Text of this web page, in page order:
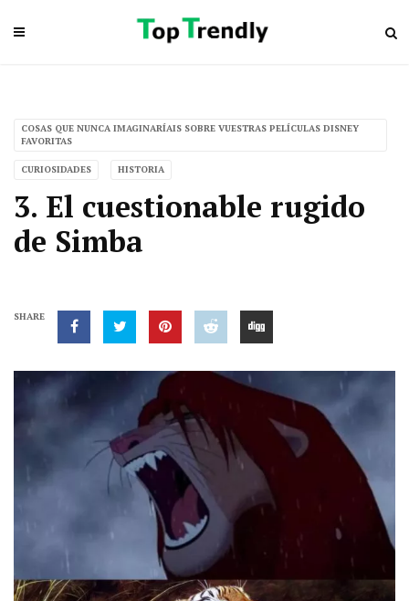
COSAS QUE NUNCA IMAGINARÍAIS SOBRE VUESTRAS PELÍCULAS DISNEY
FAVORITAS
CURIOSIDADES HISTORIA
3. El cuestionable rugido
de Simba
SHARE